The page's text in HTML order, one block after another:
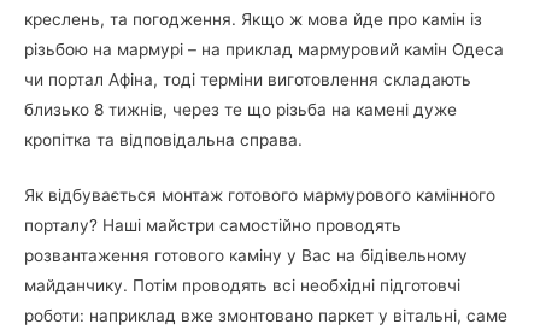
креслень, та погодження. Якщо ж мова йде про камін із
різьбою на мармурі – на приклад мармуровий камін Одеса
чи портал Афіна, тоді терміни виготовлення складають
близько 8 тижнів, через те що різьба на камені дуже
кропітка та відповідальна справа.
Як відбувається монтаж готового мармурового камінного
порталу? Наші майстри самостійно проводять
розвантаження готового каміну у Вас на бідівельному
майданчику. Потім проводять всі необхідні підготовчі
роботи: наприклад вже змонтовано паркет у вітальні, саме